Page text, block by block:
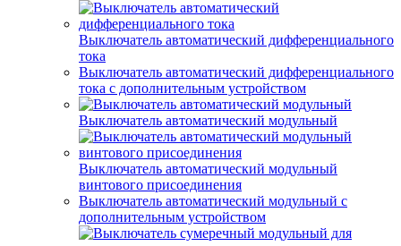
Выключатель автоматический дифференциального
тока
Выключатель автоматический дифференциального
тока с дополнительным устройством
Выключатель автоматический модульный
Выключатель автоматический модульный
винтового присоединения
Выключатель автоматический модульный с
дополнительным устройством